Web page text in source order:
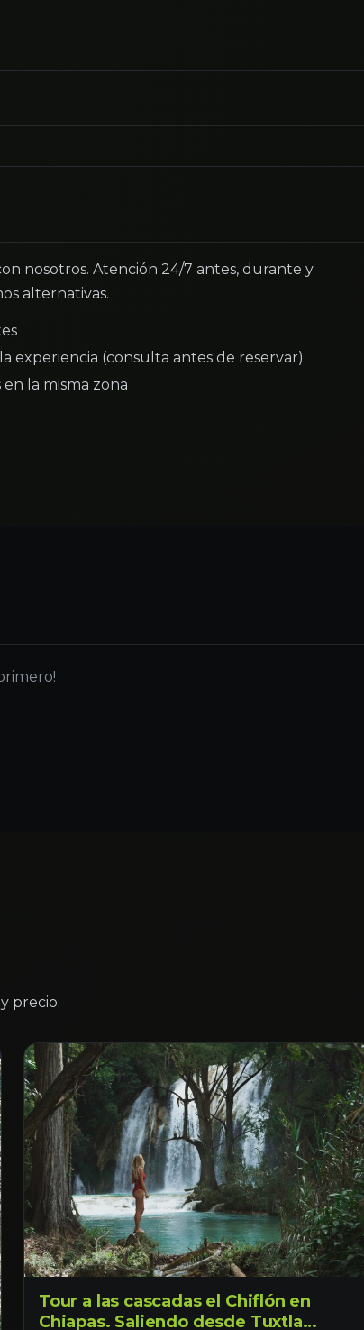
nosotros. Atención 24/7 antes, durante y
alternativas.
experiencia (consulta antes de reservar)
la misma zona
precio.
Tour a las cascadas el Chiflón en
Chiapas. Saliendo desde Tuxtla